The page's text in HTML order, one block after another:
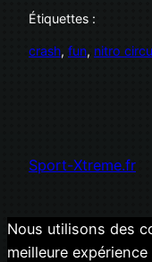
Étiquettes :
crash, fun, nitro
Sport-Xtreme.fr
Nous utilisons des
meilleure